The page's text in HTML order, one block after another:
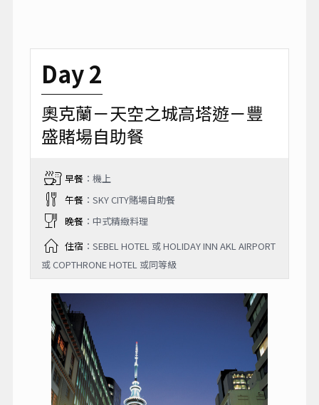
Day 2
奧克蘭－天空之城高塔遊－豐
盛賭場自助餐
早餐：機上
午餐：SKY CITY賭場自助餐
晚餐：中式精緻料理
住宿 ：SEBEL HOTEL 或 HOLIDAY INN AKL AIRPORT
或 COPTHRONE HOTEL 或同等級